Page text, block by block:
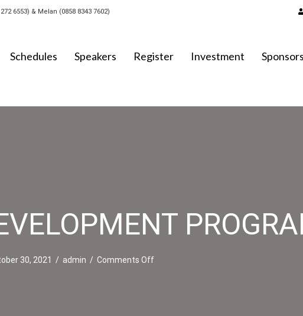
6553) & Melan (0858 8343 7602)
Schedules Speakers Register Investment Sponsors
30, 2021 / admin / Comments Offon EXECUTIVE DEVELOPMENT